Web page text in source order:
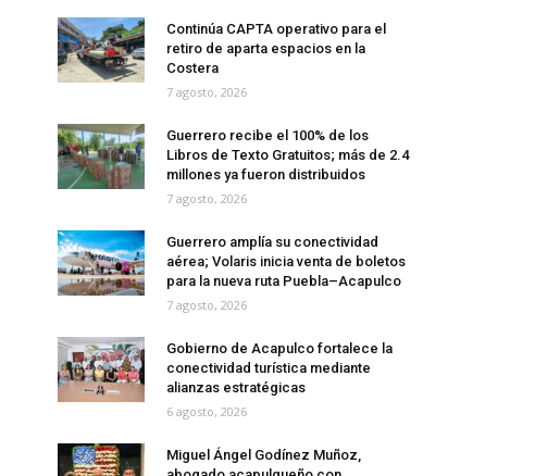
Continúa CAPTA operativo para el
retiro de aparta espacios en la
Costera
7 agosto, 2026
Guerrero recibe el 100% de los
Libros de Texto Gratuitos; más de 2.4
millones ya fueron distribuidos
7 agosto, 2026
Guerrero amplía su conectividad
aérea; Volaris inicia venta de boletos
para la nueva ruta Puebla–Acapulco
7 agosto, 2026
Gobierno de Acapulco fortalece la
conectividad turística mediante
alianzas estratégicas
6 agosto, 2026
Miguel Ángel Godínez Muñoz,